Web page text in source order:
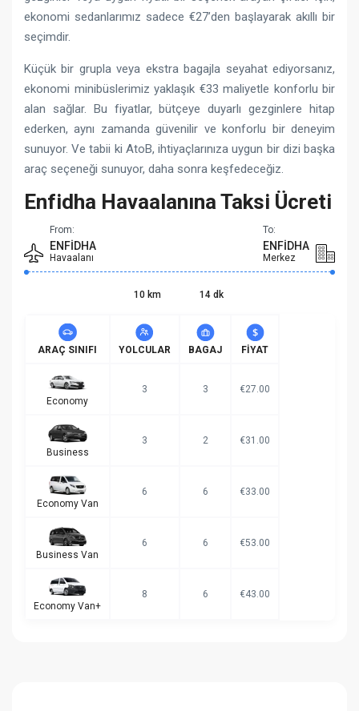
ekonomi sedanlarımız sadece €27’den başlayarak akıllı bir
seçimdir.
Küçük bir grupla veya ekstra bagajla seyahat ediyorsanız,
ekonomi minibüslerimiz yaklaşık €33 maliyetle konforlu bir
alan sağlar. Bu fiyatlar, bütçeye duyarlı gezginlere hitap
ederken, aynı zamanda güvenilir ve konforlu bir deneyim
sunuyor. Ve tabii ki AtoB, ihtiyaçlarınıza uygun bir dizi başka
araç seçeneği sunuyor, daha sonra keşfedeceğiz.
Enfidha Havaalanına Taksi Ücreti
From:
ENFIDHA
Havaalanı
To:
ENFIDHA
Merkez
10 km 14 dk
ARAÇ SINIFI YOLCULAR BAGAJ FIYAT
Economy
3 3 €27.00
Business
3 2 €31.00
Economy Van
6 6 €33.00
Business Van
6 6 €53.00
Economy Van+
8 6 €43.00